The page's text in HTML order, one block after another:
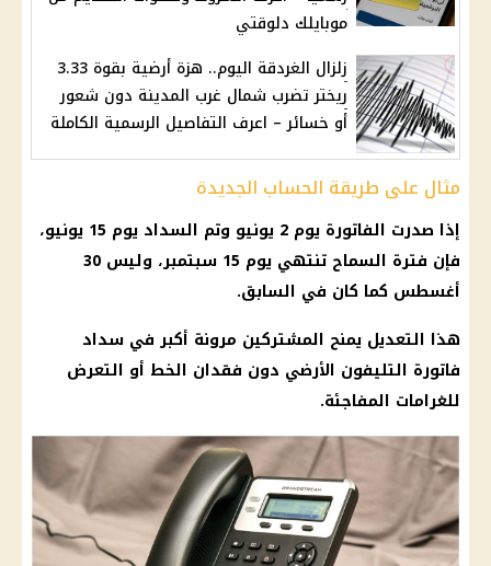
موبايلك دلوقتي
زلزال الغردقة اليوم.. هزة أرضية بقوة 3.33
ريختر تضرب شمال غرب المدينة دون شعور
أو خسائر – اعرف التفاصيل الرسمية الكاملة
مثال على طريقة الحساب الجديدة
إذا صدرت الفاتورة يوم 2 يونيو وتم السداد يوم 15 يونيو،
فإن فترة السماح تنتهي يوم 15 سبتمبر، وليس 30
أغسطس كما كان في السابق.
هذا التعديل يمنح المشتركين مرونة أكبر في سداد
فاتورة التليفون الأرضي دون فقدان الخط أو التعرض
للغرامات المفاجئة.